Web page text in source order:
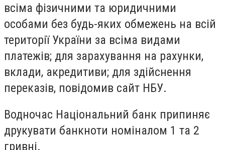
всіма фізичними та юридичними
особами без будь-яких обмежень на всій
території України за всіма видами
платежів; для зарахування на рахунки,
вклади, акредитиви; для здійснення
переказів, повідомив сайт НБУ.
Водночас Національний банк припиняє
друкувати банкноти номіналом 1 та 2
гривні.